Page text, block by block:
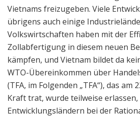
Vietnams freizugeben. Viele
übrigens auch einige
Volkswirtschaften haben mit der
Zollabfertigung in diesem neuen
kämpfen, und Vietnam bildet da
WTO-Übereinkommen über
(TFA, im Folgenden „TFA“), das am
Kraft trat, wurde teilweise erlassen,
Entwicklungsländern bei der